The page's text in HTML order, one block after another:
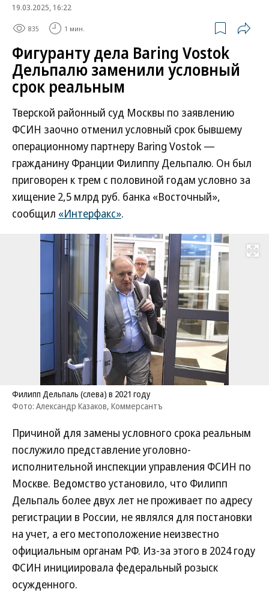
19.03.2025, 16:22
835 1 мин.
Фигуранту дела Baring Vostok
Дельпалю заменили условный
срок реальным
Тверской районный суд Москвы по заявлению
ФСИН заочно отменил условный срок бывшему
операционному партнеру Baring Vostok —
гражданину Франции Филиппу Дельпалю. Он был
приговорен к трем с половиной годам условно за
хищение 2,5 млрд руб. банка «Восточный»,
сообщил «Интерфакс».
Развернуть
Филипп Дельпаль (слева) в 2021 году
Фото: Александр Казаков, Коммерсантъ
Причиной для замены условного срока реальным
послужило представление уголовно-
исполнительной инспекции управления ФСИН по
Москве. Ведомство установило, что Филипп
Дельпаль более двух лет не проживает по адресу
регистрации в России, не являлся для постановки
на учет, а его местоположение неизвестно
официальным органам РФ. Из-за этого в 2024 году
ФСИН инициировала федеральный розыск
осужденного.